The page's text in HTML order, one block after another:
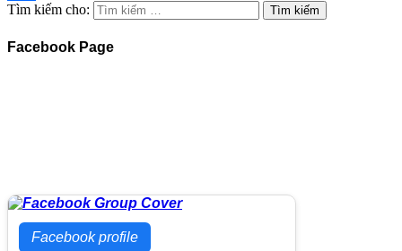
Share
Tìm kiếm cho:
Facebook Page
Facebook profile